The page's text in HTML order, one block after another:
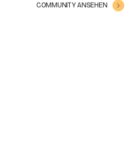
COMMUNITY ANSEHEN